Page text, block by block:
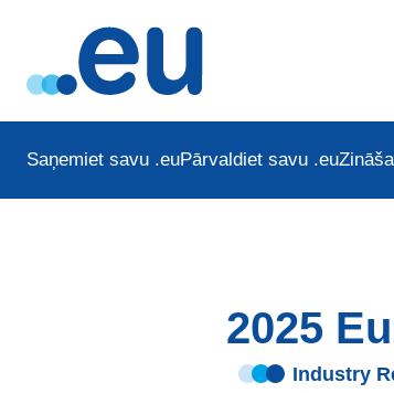
Saņemiet savu .euPārvaldiet savu .eu
2025
Industry